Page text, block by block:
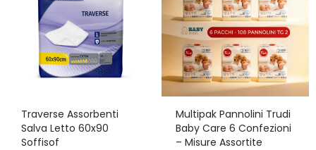
Traverse Assorbenti
Salva Letto 60x90
Soffisof
Multipak Pannolini Trudi
Baby Care 6 Confezioni
– Misure Assortite